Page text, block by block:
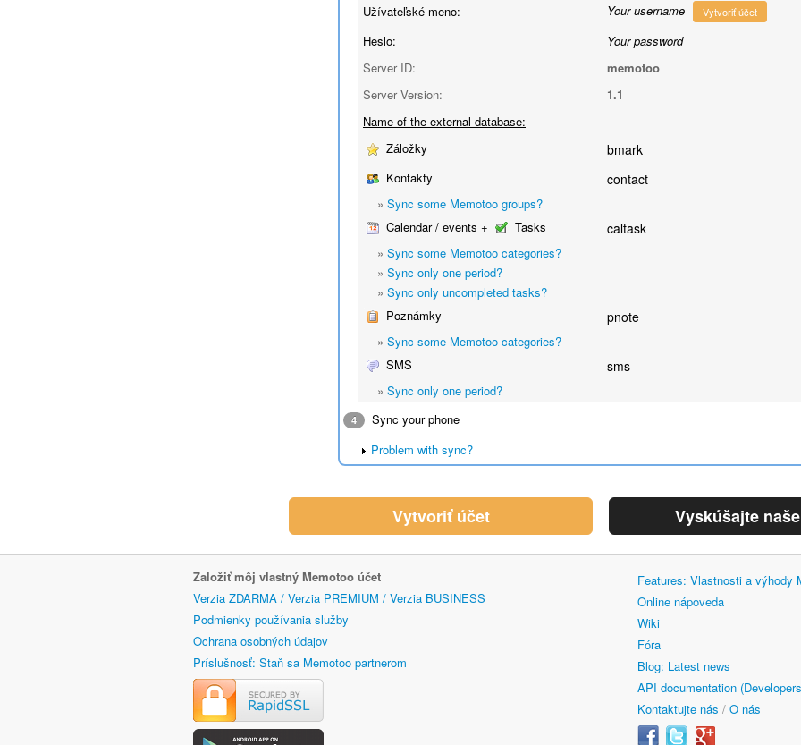
Užívateľské meno:
Your username Vytvoriť účet
Heslo:
Your password
Server ID:
memotoo
Server Version:
1.1
Name of the external database:
Záložky
bmark
Kontakty contact
» Sync some Memotoo groups?
Calendar / events +
Tasks caltask
» Sync some Memotoo categories?
» Sync only one period?
» Sync only uncompleted tasks?
Poznámky
pnote
» Sync some Memotoo categories?
SMS
sms
» Sync only one period?
4
Sync your phone
Problem with sync?
Vytvoriť účet Vyskúšajte
Založiť môj vlastný Memotoo účet
Verzia ZDARMA / Verzia PREMIUM / Verzia BUSINESS
Podmienky používania služby
Ochrana osobných údajov
Príslušnosť: Staň sa Memotoo partnerom
Features: Vlastnosti a výhody
Online nápoveda
Wiki
Fóra
Blog: Latest news
API documentation
Kontaktujte nás / O nás